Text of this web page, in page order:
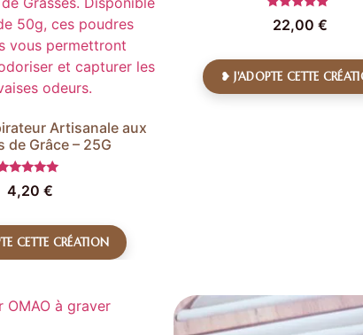
Artisanale aux
de Grâce – 25G
Note
5.00
4,20 €
CETTE CRÉATION
Note
5.00
22,00 €
❥ J'ADOPTE CETTE